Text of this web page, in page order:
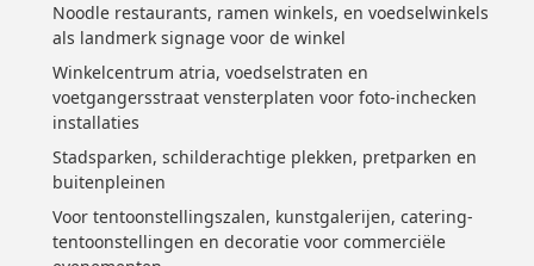
Noodle restaurants, ramen winkels, en voedselwinkels
als landmerk signage voor de winkel
Winkelcentrum atria, voedselstraten en
voetgangersstraat vensterplaten voor foto-inchecken
installaties
Stadsparken, schilderachtige plekken, pretparken en
buitenpleinen
Voor tentoonstellingszalen, kunstgalerijen, catering-
tentoonstellingen en decoratie voor commerciële